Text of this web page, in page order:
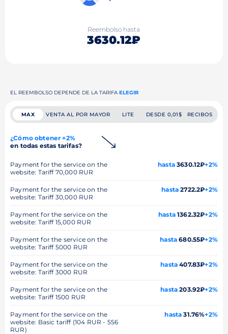
Reembolso hasta
3630.12₽
EL REEMBOLSO DEPENDE DE LA TARIFA ELEGIR
MAX VENTA AL POR MAYOR LITE DESDE 0,01$ RECIBOS
¿Cómo obtener +2%
en todas estas tarifas?
Payment for the service on the
website: Tariff 70,000 RUR
hasta3630.12₽+2%
Payment for the service on the
website: Tariff 30,000 RUR
hasta 2722.2₽+2%
Payment for the service on the
website: Tariff 15,000 RUR
hasta1362.32₽+2%
Payment for the service on the
website: Tariff 5000 RUR
hasta 680.55₽+2%
Payment for the service on the
website: Tariff 3000 RUR
hasta 407.83₽+2%
Payment for the service on the
website: Tariff 1500 RUR
hasta 203.92₽+2%
Payment for the service on the
website: Basic tariff (104 RUR - 556
RUR)
hasta 31.76%+2%